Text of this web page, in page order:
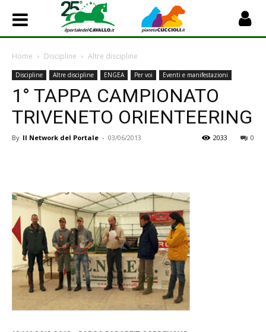
Home Discipline Altre discipline
Discipline Altre discipline ENGEA Per voi Eventi e manifestazioni
1° TAPPA CAMPIONATO
TRIVENETO ORIENTEERING
By Il Network del Portale - 03/06/2013 0
2033